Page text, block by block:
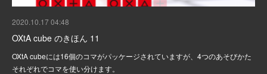
2020.10.17 04:48
OXtA cube のきほん 11
OXtA cubeには16個のコマがパッケージされていますが、4つのあそびかた
それぞれでコマを使い分けます。